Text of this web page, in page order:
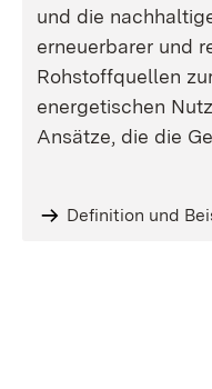
und die
erneuerbarer und
Rohstoffquellen
energetischen
Ansätze, die die
Definition und